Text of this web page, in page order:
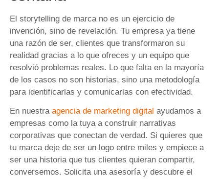
El storytelling de marca no es un ejercicio de
invención, sino de revelación. Tu empresa ya tiene
una razón de ser, clientes que transformaron su
realidad gracias a lo que ofreces y un equipo que
resolvió problemas reales. Lo que falta en la mayoría
de los casos no son historias, sino una metodología
para identificarlas y comunicarlas con efectividad.
En nuestra agencia de marketing digital ayudamos a
empresas como la tuya a construir narrativas
corporativas que conectan de verdad. Si quieres que
tu marca deje de ser un logo entre miles y empiece a
ser una historia que tus clientes quieran compartir,
conversemos. Solicita una asesoría y descubre el